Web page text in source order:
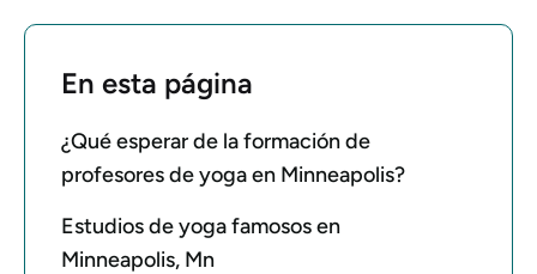
En esta página
¿Qué esperar de la formación de
profesores de yoga en Minneapolis?
Estudios de yoga famosos en
Minneapolis, Mn